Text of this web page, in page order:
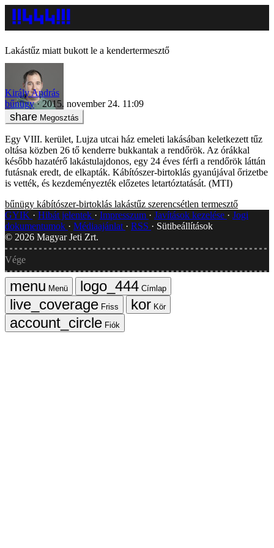
Lakástűz miatt bukott le a kendertermesztő
Király András
bűnügy
2015. november 24. 11:09
Megosztás
Egy VIII. kerület, Lujza utcai ház emeleti lakásában keletkezett tűz
oltása közben 26 tő kenderre bukkantak a rendőrök. Az órákkal
később hazatérő lakástulajdonos, egy 24 éves férfi a rendőrök láttán
futásnak eredt, de elkapták. Kábítószer-birtoklás gyanújával őrizetbe
is vették, és kezdeményezték előzetes letartóztatását. (MTI)
bűnügy kábítószer-birtoklás lakástűz szerencsétlen termesztő
GYIK
Hibát jelentek Impresszum Javítások kezelése
Jogi
dokumentumok
Médiaajánlat RSS
Sütibeállítások
© 2026 Magyar Jeti Zrt.
Vége
Menü
Címlap
Friss
Kör
Fiók